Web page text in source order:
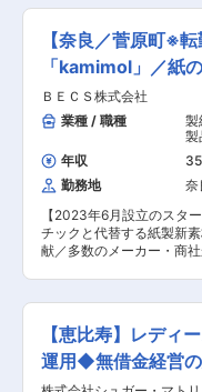
きます。将来的にはDX
ネジメントを担うリーダ
ています。 ■組織構成 電材製造部は約230名（オ
ペレーター含む）。今回
なります。 ■働き方 福島事業センターは福島駅
から車で約10分の立地で
制度 └家賃の75％を会社
身赴任サポート └引越費
の帰省旅費支給 ◇社員食
夕利用可） ■電子材料事業について 当社のガラ
スクロスは、独自組成の
膨張）およびNE／NERガ
接）を採用しています。近
け高速通信用基板および
板の需要が伸長。それに
も採用が広がっています。 変更の範囲：会社の
める業務
に成長し続ける当社にて
せします。 ■募集背景： 業績も右肩上がりで順
調に推移している中、顧
対する品質クオリティも
す。その為、当社として
向上を目指していくこと
がっていくと捉えていま
る事業成長に向けて新た
で、当社の魅力を国内や
していこうと考えています。 ■業務内容：
地の生産管理 ・生地の品
善 ・生地の工程管理 ・工
内、海外出張あり ※年間
ります。（インドネシア
イ） ■部署の雰囲気： ・得意先は、誰もが知る
ハイエンドゾーンの国内
ことができます。 ・部署
の生産・品質管理と進捗
（所属長：50後半、メン
半） ■当社の魅力： ・業績は好調で、毎年右肩
【奈良／菅原町※
「kamimol」／紙
128日
ＢＥＣＳ株式会社
業種 / 職種
製
製
年収
勤務地
奈
【2023年6月設立のスタ
チックと代替する紙製新
献／多数のメーカー・商
る当社にて、新製品開発
集します。 ★「kamimol」はプラスチック成型機
で成型可能な紙素材です
れているプラスチックの
素材となっています。 「
【恵比寿】レディ
運用◆無借金経営